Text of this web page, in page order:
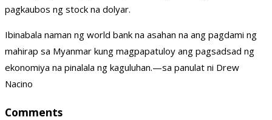
pagkaubos ng stock na dolyar.
Ibinabala naman ng world bank na asahan na ang pagdami ng
mahirap sa Myanmar kung magpapatuloy ang pagsadsad ng
ekonomiya na pinalala ng kaguluhan.—sa panulat ni Drew
Nacino
Comments